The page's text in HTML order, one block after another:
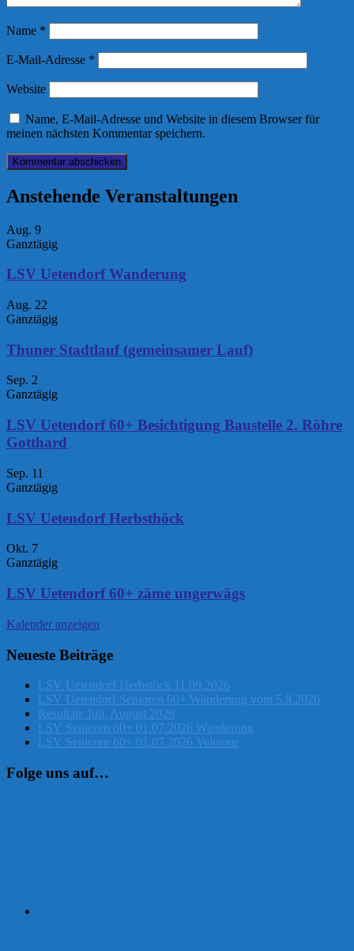
Name *
E-Mail-Adresse *
Website
Name, E-Mail-Adresse und Website in diesem Browser für
meinen nächsten Kommentar speichern.
Anstehende Veranstaltungen
Aug. 9
Ganztägig
LSV Uetendorf Wanderung
Aug. 22
Ganztägig
Thuner Stadtlauf (gemeinsamer Lauf)
Sep. 2
Ganztägig
LSV Uetendorf 60+ Besichtigung Baustelle 2. Röhre
Gotthard
Sep. 11
Ganztägig
LSV Uetendorf Herbsthöck
Okt. 7
Ganztägig
LSV Uetendorf 60+ zäme ungerwägs
Kalender anzeigen
Neueste Beiträge
LSV Uetendorf Herbstöck 11.09.2026
LSV Uetendorf Senioren 60+ Wanderung vom 5.8.2026
Resultate Juli, August 2026
LSV Senioren 60+ 01.07.2026 Wanderung
LSV Senioren 60+ 01.07.2026 Velotour
Folge uns auf…